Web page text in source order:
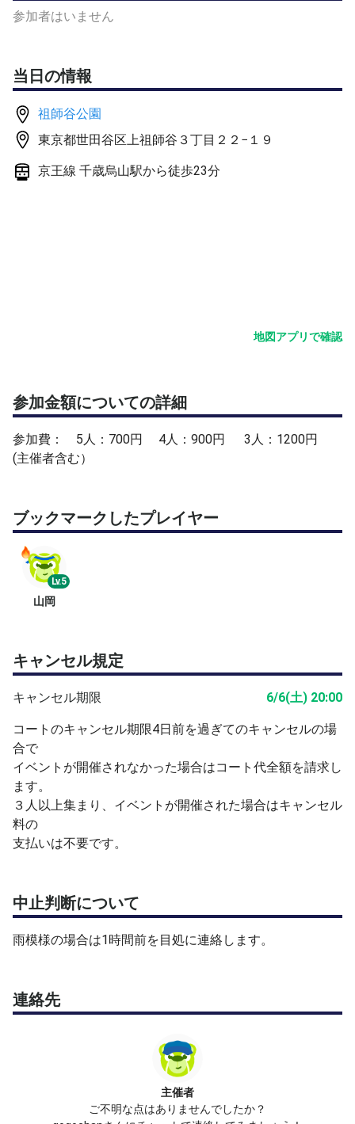
ゲームが楽しくできる方。初対面でもきちんとコミュニケ
当方、一般中級レベルです。上級の方は物足りないと思い
4人集まらない場合は3人で練習またはシングルスをしま
10分程度軽く練習した後、ゲームをします。5分前にコー
参加者はいません
当日の情報
祖師谷公園
東京都世田谷区上祖師谷３丁目２２−１９
京王線 千歳烏山駅から徒歩23分
地図アプリで確認
参加金額についての詳細
参加費： 5人：700円 4人：900円 3人：1200円
(主催者含む）
ブックマークしたプレイヤー
Lv.5
山岡
キャンセル規定
キャンセル期限 6/6(土) 20:00
コートのキャンセル期限4日前を過ぎてのキャンセルの場
合で
イベントが開催されなかった場合はコート代全額を請求し
ます。
３人以上集まり、イベントが開催された場合はキャンセル
料の
支払いは不要です。
中止判断について
雨模様の場合は1時間前を目処に連絡します。
連絡先
主催者
ご不明な点はありませんでしたか？